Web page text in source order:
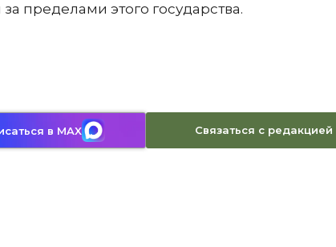
пределами этого государства.
в MAX Связаться с редакцией